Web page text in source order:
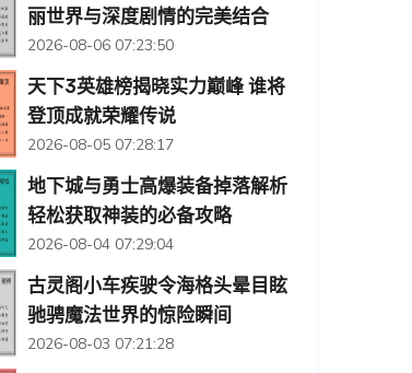
丽世界与深度剧情的完美结合
2026-08-06 07:23:50
天下3英雄榜揭晓实力巅峰 谁将
登顶成就荣耀传说
2026-08-05 07:28:17
地下城与勇士高爆装备掉落解析
轻松获取神装的必备攻略
2026-08-04 07:29:04
古灵阁小车疾驶令海格头晕目眩
驰骋魔法世界的惊险瞬间
2026-08-03 07:21:28